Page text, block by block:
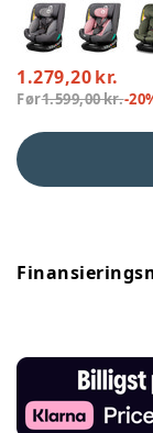
1.279,20 kr.
Før1.599,00 kr.-20